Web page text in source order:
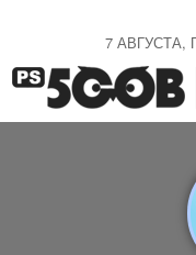
7 АВГУСТА,